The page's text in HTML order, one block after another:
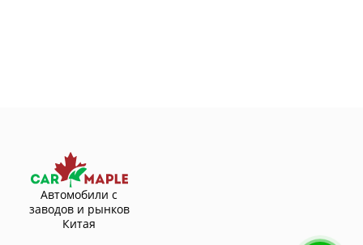
Автомобили с
заводов и рынков
Китая